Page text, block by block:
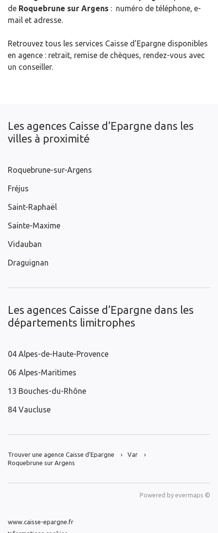
de Roquebrune sur Argens : numéro de téléphone, e-
mail et adresse.
Retrouvez tous les services Caisse d’Epargne disponibles
en agence : retrait, remise de chèques, rendez-vous avec
un conseiller.
Les agences Caisse d’Epargne dans les
villes à proximité
Roquebrune-sur-Argens
Fréjus
Saint-Raphaël
Sainte-Maxime
Vidauban
Draguignan
Les agences Caisse d’Epargne dans les
départements limitrophes
04 Alpes-de-Haute-Provence
06 Alpes-Maritimes
13 Bouches-du-Rhône
84 Vaucluse
Trouver une agence Caisse d’Epargne
Var
Roquebrune sur Argens
Powered by evermaps ©
www.caisse-epargne.fr